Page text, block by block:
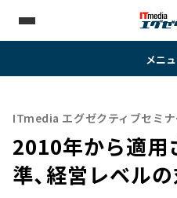
メニ
ITmedia エグゼクティブセミ
2010年から適用
準、経営レベル